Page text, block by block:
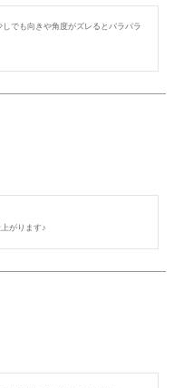
でも向きや角度がズレるとバラバラ
がります♪